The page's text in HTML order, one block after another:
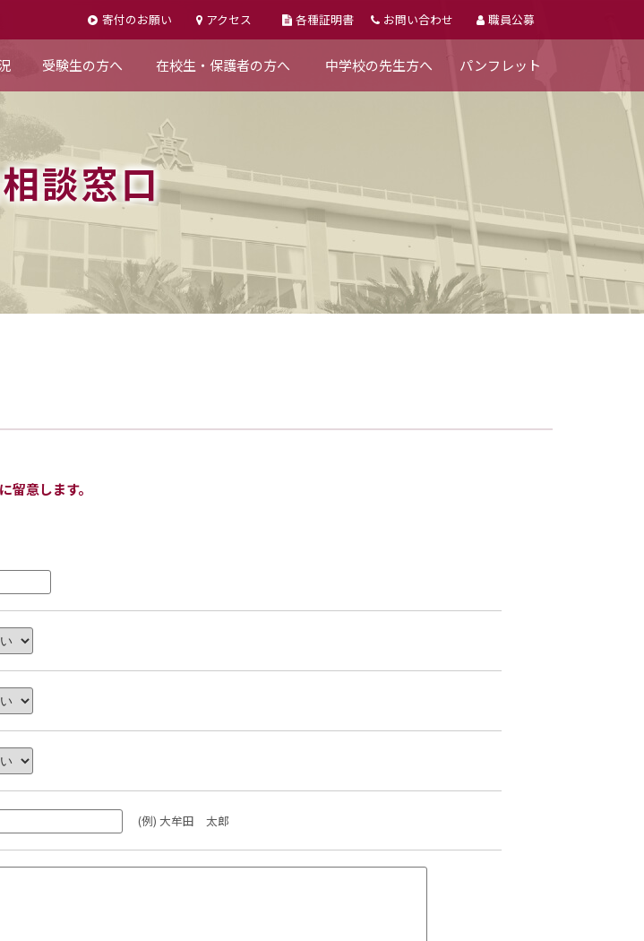
寄付のお願い アクセス 各種証明書 お問い合わせ 職員公募
受験生の方へ 在校生・保護者の方へ 中学校の先生方へ パンフレット
談窓口
留意します。
(例) 大牟田 太郎